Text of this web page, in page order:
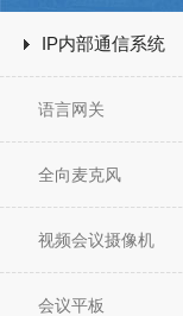
IP内部通信系统
语言网关
全向麦克风
视频会议摄像机
会议平板